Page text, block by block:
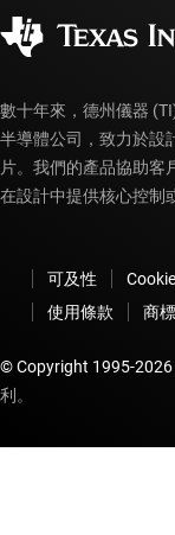
myTI 帳戶常見
數十年來，德州儀器
半導體公司，致力於設
片。我們的產品協助客
在設計中提供核心控制
可及性
使用條款
商標
© Copyright 1995-2026
利。